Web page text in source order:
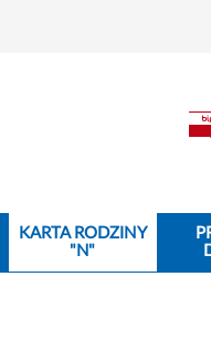
KARTA RODZINY
"N"